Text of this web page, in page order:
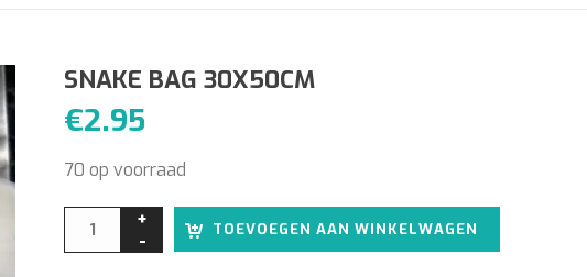
SNAKE BAG 30X50CM
€2.95
70 op voorraad
TOEVOEGEN AAN WINKELWAGEN